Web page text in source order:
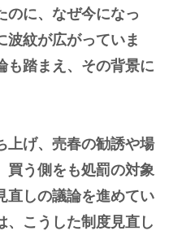
のに、なぜ今になっ
波紋が広がっていま
も踏まえ、その背景に
上げ、売春の勧誘や場
買う側をも処罰の対象
直しの議論を進めてい
、こうした制度見直し